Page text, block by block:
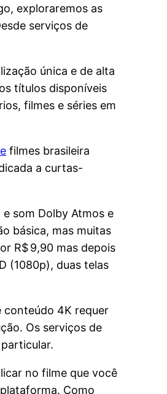
exploraremos as
serviços de
única e de alta
títulos disponíveis
filmes e séries em
filmes brasileira
a curtas-
e som Dolby Atmos e
básica, mas muitas
R$ 9,90 mas depois
(1080p), duas telas
conteúdo 4K requer
Os serviços de
no filme que você
Como